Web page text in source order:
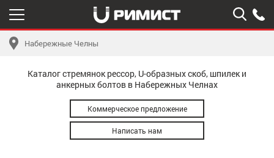
Набережные Челны
Каталог стремянок рессор, U-образных скоб, шпилек и
анкерных болтов в Набережных Челнах
Коммерческое предложение
Написать нам